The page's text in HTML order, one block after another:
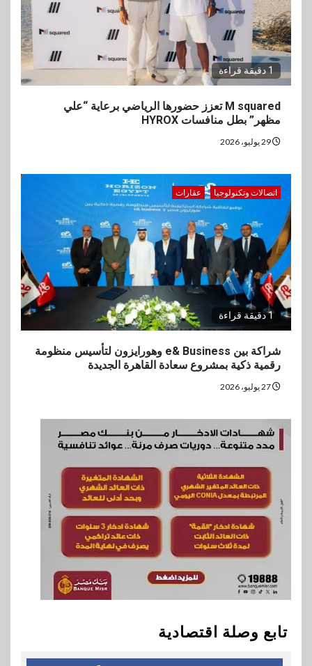
1 دقيقة قراءة
M squared تعزز حضورها الرياضي برعاية “علي
مظهر” بطل منافسات HYROX
اتصالات وتكنولوجيا عقارات
1 دقيقة قراءة
شراكة بين e& Business وهورايزون لتأسيس منظومة
رقمية ذكية بمشروع سعادة القاهرة الجديدة
تابع وصلة اقتصادية